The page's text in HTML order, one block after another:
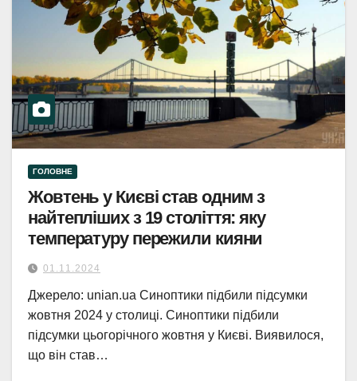
ГОЛОВНЕ
Жовтень у Києві став одним з
найтепліших з 19 століття: яку
температуру пережили кияни
01.11.2024
Джерело: unian.ua Синоптики підбили підсумки
жовтня 2024 у столиці. Синоптики підбили
підсумки цьогорічного жовтня у Києві. Виявилося,
що він став…